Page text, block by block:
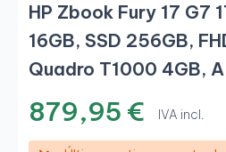
HP Zbook Fury 17 G7
16GB, SSD 256GB,
Quadro T1000 4GB, A
879,95 € IVA incl.